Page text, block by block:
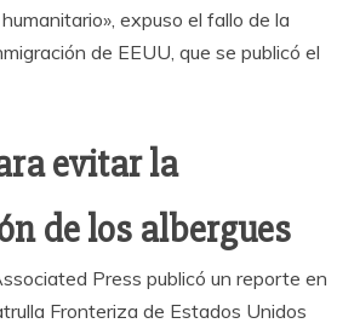
expuso el fallo de la
de EEUU, que se publicó el
evitar la
de los albergues
Press publicó un reporte en
Fronteriza de Estados Unidos